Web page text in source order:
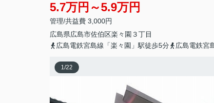
5.7万円～5.9万円
管理/共益費 3,000円
広島県広島市佐伯区楽々園 ３丁目
広島電鉄宮島線「楽々園」駅徒歩5分
広島電鉄宮
1/22